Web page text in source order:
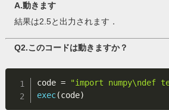
A.動きます
結果は2.5と出力されます．
Q2.このコードは動きますか？
code =
"import
exec(code)